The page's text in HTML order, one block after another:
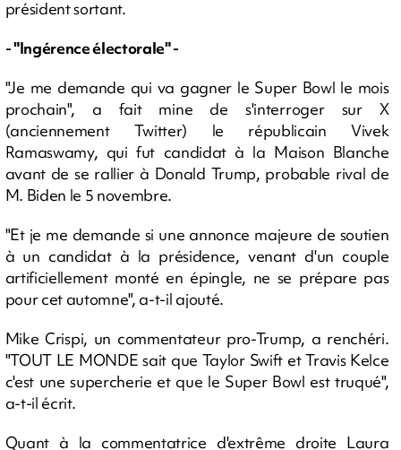
président sortant.
- "Ingérence électorale" -
"Je me demande qui va gagner le Super Bowl le mois
prochain", a fait mine de s'interroger sur X
(anciennement Twitter) le républicain Vivek
Ramaswamy, qui fut candidat à la Maison Blanche
avant de se rallier à Donald Trump, probable rival de
M. Biden le 5 novembre.
"Et je me demande si une annonce majeure de soutien
à un candidat à la présidence, venant d'un couple
artificiellement monté en épingle, ne se prépare pas
pour cet automne", a-t-il ajouté.
Mike Crispi, un commentateur pro-Trump, a renchéri.
"TOUT LE MONDE sait que Taylor Swift et Travis Kelce
c'est une supercherie et que le Super Bowl est truqué",
a-t-il écrit.
Quant à la commentatrice d'extrême droite Laura